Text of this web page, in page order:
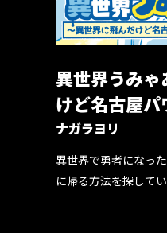
異世界うみ
けど名古屋
ナガラヨリ
異世界で勇者になっ
に帰る方法を探して